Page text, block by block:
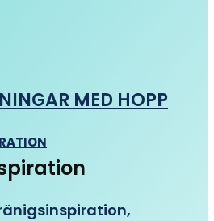
MED HOPP